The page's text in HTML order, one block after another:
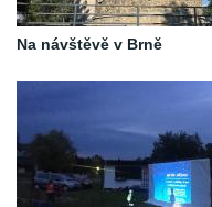
Na návštěvě v Brně